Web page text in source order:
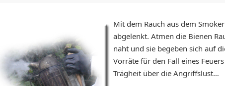
Mit dem Rauch aus dem
abgelenkt. Atmen die Bienen
naht und sie begeben sich auf
Vorräte für den Fall eines
Trägheit über die Angriffslust…